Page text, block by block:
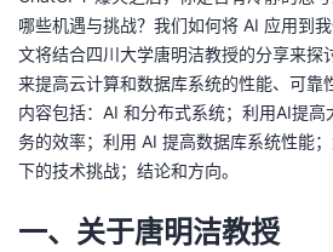
的
课
程
我
的
认
证
我
的
实
验
我
的
收
术
支
持
云
声
建
议
哪些机遇与挑战？我们如何将 AI 应用到
文将结合四川大学唐明洁教授的分享来探
来提高云计算和数据库系统的性能、可靠
内容包括：AI 和分布式系统；利用AI提
务的效率；利用 AI 提高数据库系统性能
下的技术挑战；结论和方向。
一、关于唐明洁教授